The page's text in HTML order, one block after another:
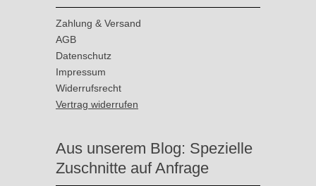
Zahlung & Versand
AGB
Datenschutz
Impressum
Widerrufsrecht
Vertrag widerrufen
Aus unserem Blog: Spezielle
Zuschnitte auf Anfrage